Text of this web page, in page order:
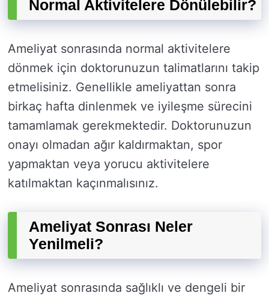
Normal Aktivitelere Dönülebilir?
Ameliyat sonrasında normal aktivitelere
dönmek için doktorunuzun talimatlarını takip
etmelisiniz. Genellikle ameliyattan sonra
birkaç hafta dinlenmek ve iyileşme sürecini
tamamlamak gerekmektedir. Doktorunuzun
onayı olmadan ağır kaldırmaktan, spor
yapmaktan veya yorucu aktivitelere
katılmaktan kaçınmalısınız.
Ameliyat Sonrası Neler
Yenilmeli?
Ameliyat sonrasında sağlıklı ve dengeli bir